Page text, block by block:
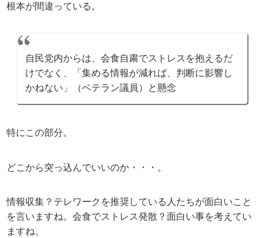
根本が間違っている。
自民党内からは、会食自粛でストレスを抱えるだ
けでなく、「集める情報が減れば、判断に影響し
かねない」（ベテラン議員）と懸念
特にこの部分。
どこから突っ込んでいいのか・・・。
情報収集？テレワークを推奨している人たちが面白いこと
を言いますね。会食でストレス発散？面白い事を考えてい
ますね。